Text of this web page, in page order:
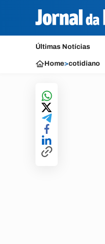
Últimas Notícias
Home>cotidiano